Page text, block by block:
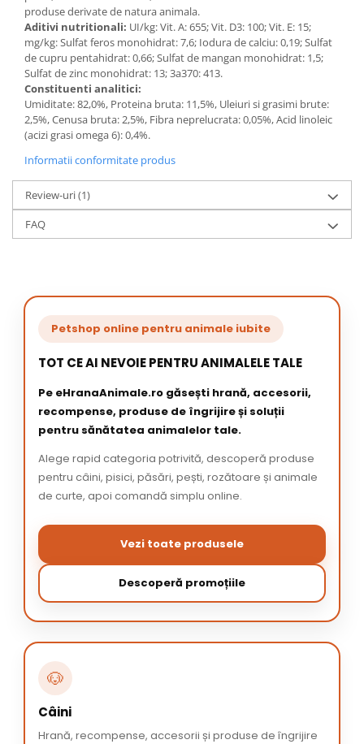
produse derivate de natura animala.
Aditivi nutritionali: UI/kg: Vit. A: 655; Vit. D3: 100; Vit. E: 15;
mg/kg: Sulfat feros monohidrat: 7,6; Iodura de calciu: 0,19; Sulfat
de cupru pentahidrat: 0,66; Sulfat de mangan monohidrat: 1,5;
Sulfat de zinc monohidrat: 13; 3a370: 413.
Constituenti analitici:
Umiditate: 82,0%, Proteina bruta: 11,5%, Uleiuri si grasimi brute:
2,5%, Cenusa bruta: 2,5%, Fibra neprelucrata: 0,05%, Acid linoleic
(acizi grasi omega 6): 0,4%.
Informatii conformitate produs
Review-uri(1)
FAQ
Petshop online pentru animale iubite
TOT CE AI NEVOIE PENTRU ANIMALELE TALE
Pe eHranaAnimale.ro găsești hrană, accesorii,
recompense, produse de îngrijire și soluții
pentru sănătatea animalelor tale.
Alege rapid categoria potrivită, descoperă produse
pentru câini, pisici, păsări, pești, rozătoare și animale
de curte, apoi comandă simplu online.
Vezi toate produsele
Descoperă promoțiile
🐶
Câini
Hrană, recompense, accesorii și produse de îngrijire